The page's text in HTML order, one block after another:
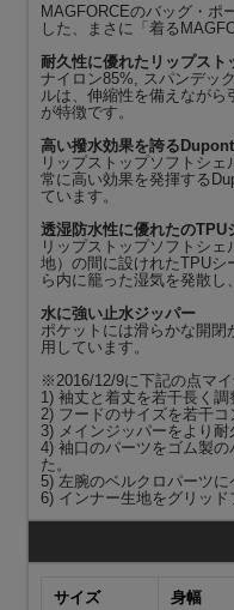
MAGFORCEのバッグ・ポ
した、まさに「着る
耐久性に優れたリップスト
ナイロン85%, スパンデッ
ルは、伸縮性を備えなが
が特徴です。
高い撥水効果を誇る
リップストップソフトシ
常に高い効果を発揮する
ています。
透湿防水性に優れたのTPU
リップストップソフトシ
地）の間に設けれたTPUシ
ら内に籠った湿気を発散し
水に強い止水ジッパー
ポケットには滑らかな開
用しています。
※2016/12/9に下記の点マイ
1) 袖丈と着丈を若干長く調
2) フードのサイズを若干コ
3) メインジッパーをより耐
4) 袖口のパーツをゴム製
た。
5) 左腕のベルクロパーツに
6) インナー生地をグリッド
サイズ 身幅